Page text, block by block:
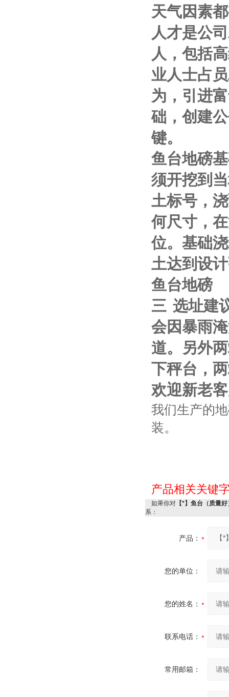
天气因素
人才是公
人，包括
业人士占
为，引进
础，创建
键。
鱼台地磅
须开挖到
土标号，
何尺寸，
位。基础
土达到设
鱼台地磅
三 选址建
会因暴雨
道。另外
下秤台，
欢迎新老
我们生产的
装。
产品相关关键
如果你对 【*】鱼台（质量
系：
产品：
您的单位：
您的姓名：
联系电话：
常用邮箱：